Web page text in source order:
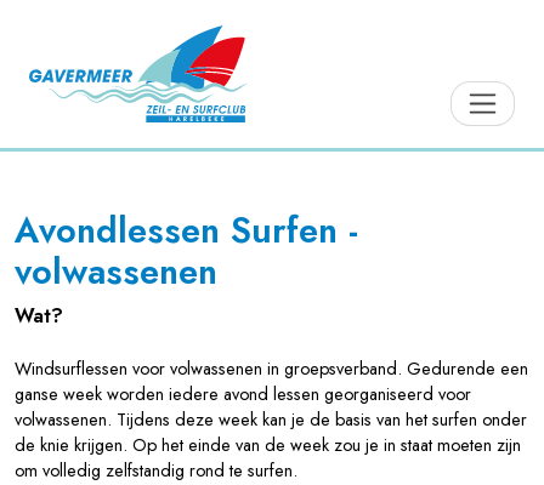
Avondlessen Surfen -
volwassenen
Wat?
Windsurflessen voor volwassenen in groepsverband. Gedurende een
ganse week worden iedere avond lessen georganiseerd voor
volwassenen. Tijdens deze week kan je de basis van het surfen onder
de knie krijgen. Op het einde van de week zou je in staat moeten zijn
om volledig zelfstandig rond te surfen.